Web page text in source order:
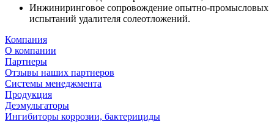
Инжиниринговое сопровождение опытно-промысловых
испытаний удалителя солеотложений.
Компания
О компании
Партнеры
Отзывы наших партнеров
Системы менеджмента
Продукция
Деэмульгаторы
Ингибиторы коррозии, бактерициды